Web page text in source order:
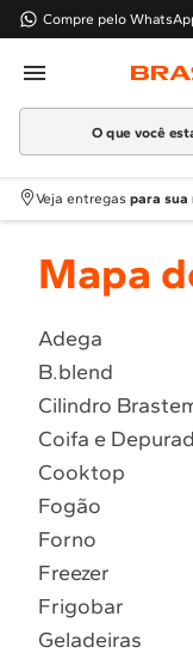
Compre pelo
O que você está
Termos mais
1º Geladeira
2
Fogao
4 º Lava Louça
5 º Cooktop
6º Microondas
7º Forno
8º Embutir
9º Lava Seca
Veja entregas para sua
Mapa
Adega
B.blend
Cilindro
Coifa e
Cooktop
Fogão
Forno
Freezer
Frigobar
Geladeiras